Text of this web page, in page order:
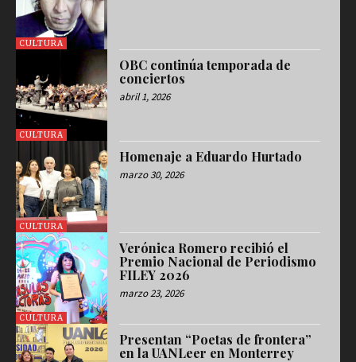
CULTURA
CULTURA
OBC continúa temporada de
conciertos
abril 1, 2026
CULTURA
Homenaje a Eduardo Hurtado
marzo 30, 2026
CULTURA
Verónica Romero recibió el
Premio Nacional de Periodismo
FILEY 2026
marzo 23, 2026
Presentan “Poetas de frontera”
en la UANLeer en Monterrey